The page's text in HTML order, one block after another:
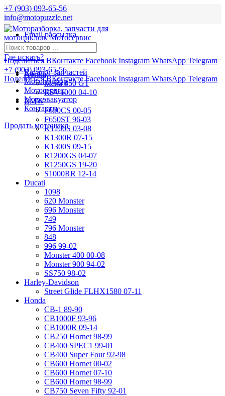
+7 (903) 093-65-56
info@motopuzzle.net
Email рассылка
Новости
Поделиться ВКонтакте Facebook Instagram WhatsApp Telegram
+7 (903) 093-65-56
Поделиться ВКонтакте Facebook Instagram WhatsApp Telegram
Где искать?
Aprilia
Mana 850 GT
RSV1000 04-10
BMW
F650CS 00-05
F650ST 96-03
K1200S 03-08
K1300R 07-15
K1300S 09-15
R1200GS 04-07
R1250GS 19-20
S1000RR 12-14
Ducati
1098
620 Monster
696 Monster
749
796 Monster
848
996 99-02
Monster 400 00-08
Monster 900 94-02
SS750 98-02
Harley-Davidson
Street Glide FLHX1580 07-11
Honda
CB-1 89-90
CB1000F 93-96
CB1000R 09-14
CB250 Hornet 98-99
CB400 SPEC1 99-01
CB400 Super Four 92-98
CB600 Hornet 00-02
CB600 Hornet 07-10
CB600 Hornet 98-99
CB750 Seven Fifty 92-01
Каталог запчастей
Мотоподбор
Мотосервис
Мотоэвакуатор
Контакты
Продать мотоцикл